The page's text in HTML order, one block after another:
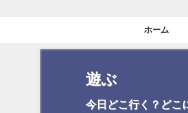
ホーム
遊ぶ
今日どこ行く？どこ